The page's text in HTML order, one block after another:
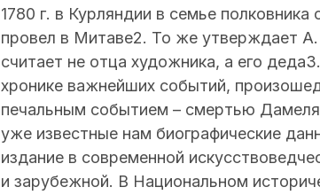
1780 г. в Курляндии в семье
провел в Митаве2. То же утверждает
считает не отца художника, а его
хронике важнейших событий,
печальным событием – смертью
уже известные нам биографические
издание в современной
и зарубежной. В Национальном